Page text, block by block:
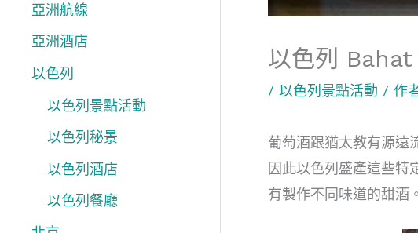
亞洲航線
亞洲酒店
以色列
以色列景點活動
以色列秘景
以色列酒店
以色列餐廳
以色列
/ 以色列景點活動 / 作
葡萄酒跟猶太教有源遠
因此以色列盛產這些
有製作不同味道的甜酒